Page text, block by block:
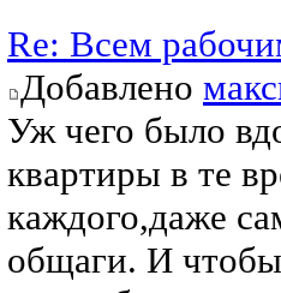
Re: Всем
Добавлено
Уж чего было
квартиры в те
каждого,даже
общаги. И